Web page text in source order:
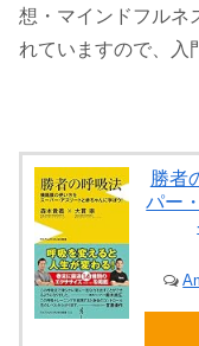
想・マインドフルネ
れていますので、入
勝者
パー